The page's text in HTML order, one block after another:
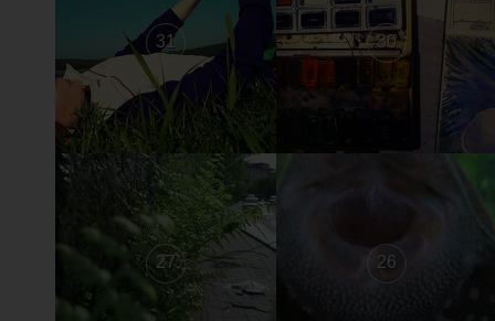
31 30
27 26